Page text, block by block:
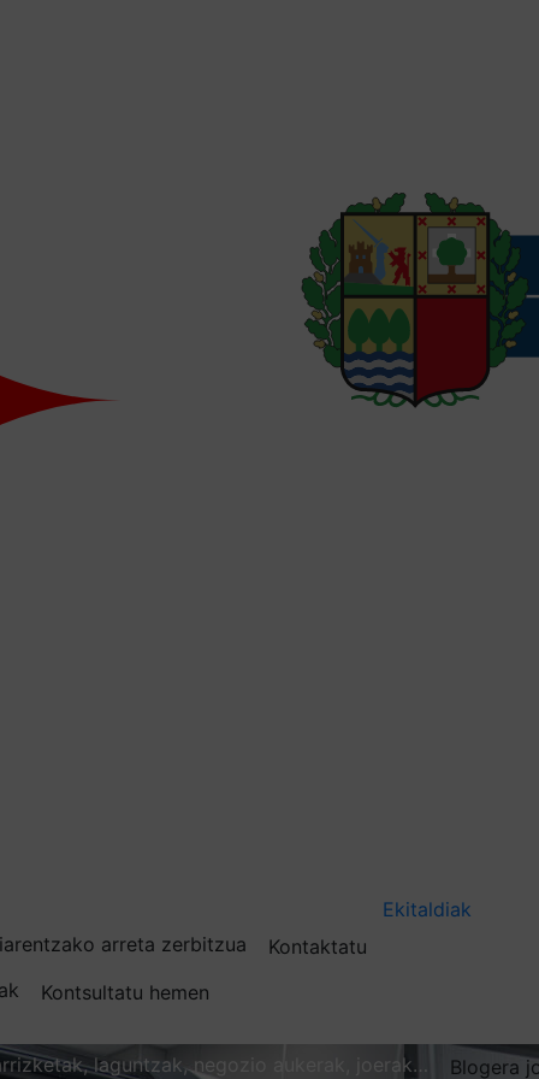
arreta zerbitzua
Kontaktatu
Kontsultatu hemen
Ekitaldiak
laguntzak, negozio aukerak, joerak… Blogera